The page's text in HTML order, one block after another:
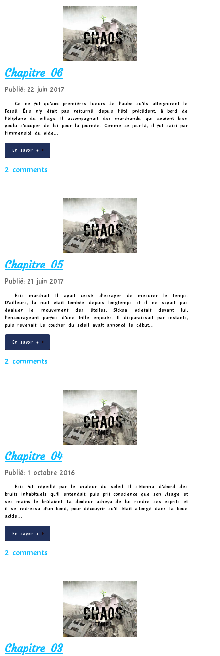
Chapitre 06
Publié: 22 juin 2017
Ce ne fut qu’aux premières lueurs de l’aube qu’ils atteignirent le
Fossé. Ésis n’y était pas retourné depuis l’été précédent, à bord de
l’éliplane du village. Il accompagnait des marchands, qui avaient bien
voulu s’occuper de lui pour la journée. Comme ce jour-là, il fut saisi par
l’immensité du vide…
En savoir +
2 comments
Chapitre 05
Publié: 21 juin 2017
Ésis marchait. Il avait cessé d’essayer de mesurer le temps.
D’ailleurs, la nuit était tombée depuis longtemps et il ne savait pas
évaluer le mouvement des étoiles. Sicksa voletait devant lui,
l’encourageant parfois d’une trille enjouée. Il disparaissait par instants,
puis revenait. Le coucher du soleil avait annoncé le début…
En savoir +
2 comments
Chapitre 04
Publié: 1 octobre 2016
Ésis fut réveillé par le chaleur du soleil. Il s’étonna d’abord des
bruits inhabituels qu’il entendait, puis prit conscience que son visage et
ses mains le brûlaient. La douleur acheva de lui rendre ses esprits et
il se redressa d’un bond, pour découvrir qu’il était allongé dans la boue
acide…
En savoir +
2 comments
Chapitre 03